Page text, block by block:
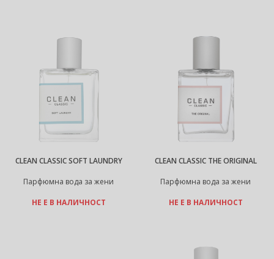
CLEAN CLASSIC SOFT LAUNDRY
Парфюмна вода за жени
НЕ Е В НАЛИЧНОСТ
CLEAN CLASSIC THE ORIGINAL
Парфюмна вода за жени
НЕ Е В НАЛИЧНОСТ